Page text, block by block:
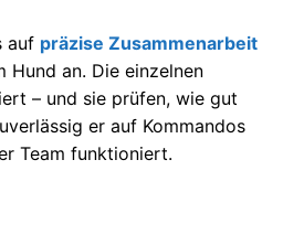
auf präzise Zusammenarbeit
Hund an. Die einzelnen
– und sie prüfen, wie gut
er auf Kommandos
Team funktioniert.